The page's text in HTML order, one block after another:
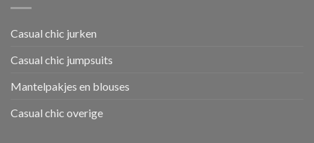
Casual chic jurken
Casual chic jumpsuits
Mantelpakjes en blouses
Casual chic overige